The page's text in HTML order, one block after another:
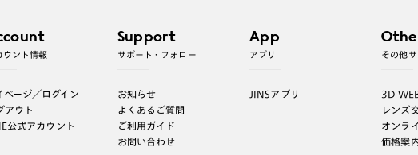
ウント情報
ページ／ログイン
アウト
公式アカウント
Support
サポート・フォロー
お知らせ
よくあるご質問
ご利用ガイド
お問い合わせ
App
アプリ
JINSアプリ
その他
3D
レンズ
オンラ
価格案